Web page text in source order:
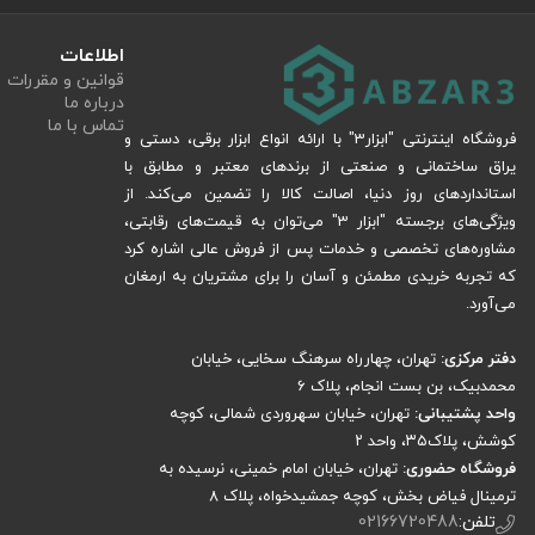
نصب پیچ و مهره در سازه‌های فلزی
کارگاه‌های صنعتی، نجاری فلزی، ساختمانی و تعمیرات
پروژه‌های خانگی و نیمه‌حرفه‌ای که نیاز به دقت بالا دارند
چرا مته متابو ۵.۵mm را از ابزار سه بخریم؟
برند متابو = کیفیت آلمانی (حتی در مدل‌های تولید چین)
تضمین اصالت کالا و گارانتی بازگشت وجه
ارسال سریع به سراسر ایران
پشتیبانی تخصصی قبل و بعد از خرید
قیمت رقابتی نسبت به فروشگاه‌های دیگر
مته ۵.۵ میلی‌متر متابو برای چه موادی مناسب است؟
تفاوت مته HSS-R متابو با مته‌های کبالت چیست؟
طول کارگیر ۵۷ میلی‌متر یعنی چه؟
این مته تکی است یا ست؟
مته متابو اصل است؟
این مته برای دریل شارژی هم مناسب است؟
فروشگاه اینترنتی "ابزار3" با ارائه انواع ابزار برقی، دستی و
یراق ساختمانی و صنعتی از برندهای معتبر و مطابق با
استانداردهای روز دنیا، اصالت کالا را تضمین می‌کند. از
ویژگی‌های برجسته "ابزار 3" می‌توان به قیمت‌های رقابتی،
مشاوره‌های تخصصی و خدمات پس از فروش عالی اشاره کرد
که تجربه خریدی مطمئن و آسان را برای مشتریان به ارمغان
می‌آورد.
دفتر مرکزی: تهران، چهارراه سرهنگ سخایی، خیابان
محمدبیک، بن بست انجام، پلاک 6
واحد پشتیبانی: تهران، خیابان سهروردی شمالی، کوچه
کوشش، پلاک۳۵، واحد ۲
فروشگاه حضوری: تهران، خیابان امام خمینی، نرسیده به
ترمینال فیاض بخش، کوچه جمشیدخواه، پلاک ۸
تلفن:02166720488
اطلاعات
قوانین و مقررات
درباره ما
تماس با ما